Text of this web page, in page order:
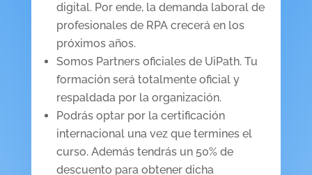
digital. Por ende, la demanda laboral de
profesionales de RPA crecerá en los
próximos años.
Somos Partners oficiales de UiPath. Tu
formación será totalmente oficial y
respaldada por la organización.
Podrás optar por la certificación
internacional una vez que termines el
curso. Además tendrás un 50% de
descuento para obtener dicha